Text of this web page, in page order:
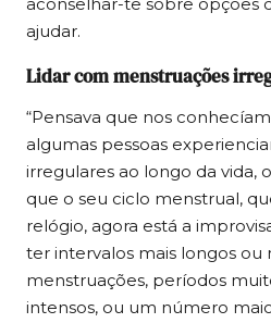
aconselhar-te sobre opções
ajudar.
Lidar com menstruações
“Pensava que nos
algumas pessoas
irregulares ao longo da vida,
que o seu ciclo menstrual,
relógio, agora está a
ter intervalos mais longos ou
menstruações, períodos
intensos, ou um número